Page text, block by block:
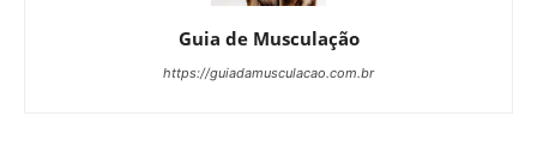
Guia de Musculação
https://guiadamusculacao.com.br